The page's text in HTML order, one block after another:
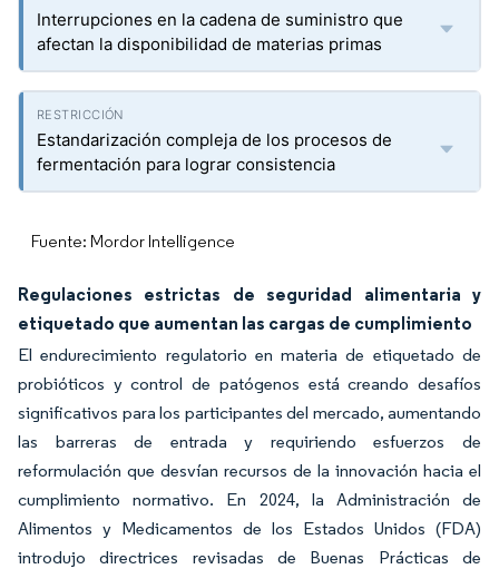
Interrupciones en la cadena de suministro que
afectan la disponibilidad de materias primas
Estandarización compleja de los procesos de
fermentación para lograr consistencia
Fuente: Mordor Intelligence
Regulaciones estrictas de seguridad alimentaria y
etiquetado que aumentan las cargas de cumplimiento
El endurecimiento regulatorio en materia de etiquetado de
probióticos y control de patógenos está creando desafíos
significativos para los participantes del mercado, aumentando
las barreras de entrada y requiriendo esfuerzos de
reformulación que desvían recursos de la innovación hacia el
cumplimiento normativo. En 2024, la Administración de
Alimentos y Medicamentos de los Estados Unidos (FDA)
introdujo directrices revisadas de Buenas Prácticas de